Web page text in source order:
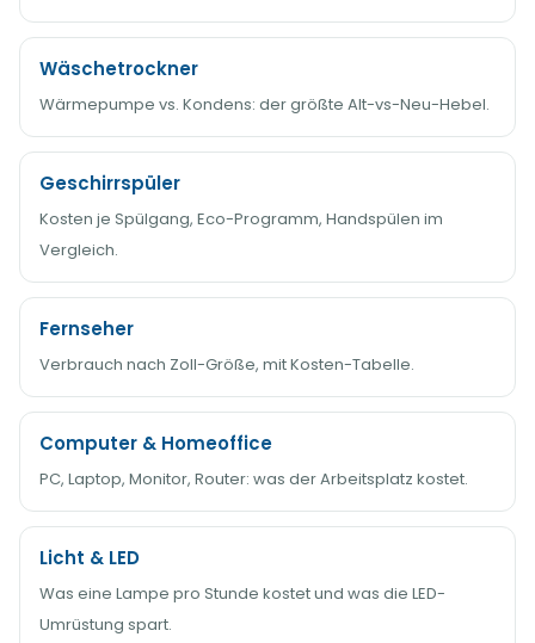
Wäschetrockner
Wärmepumpe vs. Kondens: der größte Alt-vs-Neu-Hebel.
Geschirrspüler
Kosten je Spülgang, Eco-Programm, Handspülen im
Vergleich.
Fernseher
Verbrauch nach Zoll-Größe, mit Kosten-Tabelle.
Computer & Homeoffice
PC, Laptop, Monitor, Router: was der Arbeitsplatz kostet.
Licht & LED
Was eine Lampe pro Stunde kostet und was die LED-
Umrüstung spart.